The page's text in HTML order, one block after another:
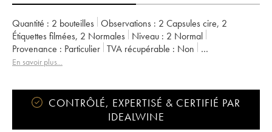
Quantité : 2 bouteilles Observations : 2 Capsules cire, 2
Étiquettes filmées, 2 Normales Niveau : 2 Normal
Provenance : particulier TVA récupérable :
non
Région :
Vallée de la Loire
Propriétaire : Jérôme Bretaudeau - Domaine de Bellevue
En savoir plus...
CONTRÔLÉ, EXPERTISÉ & CERTIFIÉ PAR
IDEALWINE